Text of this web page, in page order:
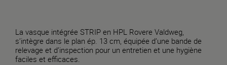
La vasque intégrée STRIP en HPL Rovere Valdweg,
s’intègre dans le plan ép. 13 cm, équipée d’une bande de
relevage et d’inspection pour un entretien et une hygiène
faciles et efficaces.